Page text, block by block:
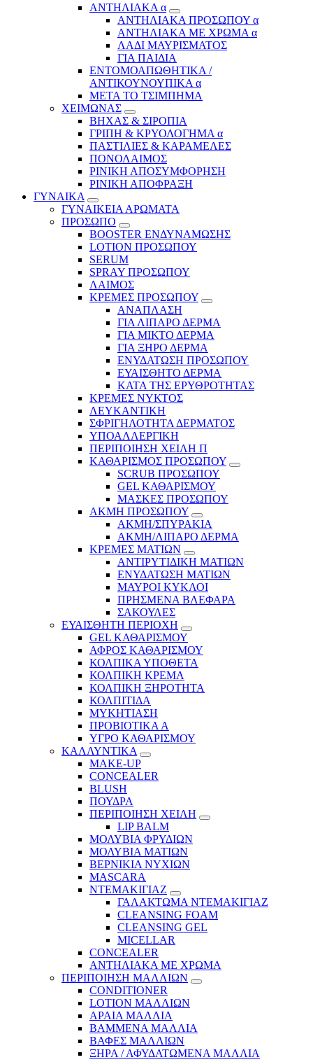
ΑΝΤΗΛΙΑΚΑ α
ΑΝΤΗΛΙΑΚΑ ΠΡΟΣΩΠΟΥ α
ΑΝΤΗΛΙΑΚΑ ΜΕ ΧΡΩΜΑ α
ΛΑΔΙ ΜΑΥΡΙΣΜΑΤΟΣ
ΓΙΑ ΠΑΙΔΙΑ
ΕΝΤΟΜΟΑΠΩΘΗΤΙΚΑ /
ΑΝΤΙΚΟΥΝΟΥΠΙΚΑ α
ΜΕΤΑ ΤΟ ΤΣΙΜΠΗΜΑ
ΧΕΙΜΩΝΑΣ
ΒΗΧΑΣ & ΣΙΡΟΠΙΑ
ΓΡΙΠΗ & ΚΡΥΟΛΟΓΗΜΑ α
ΠΑΣΤΙΛΙΕΣ & ΚΑΡΑΜΕΛΕΣ
ΠΟΝΟΛΑΙΜΟΣ
ΡΙΝΙΚΗ ΑΠΟΣΥΜΦΟΡΗΣΗ
ΡΙΝΙΚΗ ΑΠΟΦΡΑΞΗ
ΓΥΝΑΙΚΑ
ΓΥΝΑΙΚΕΙΑ ΑΡΩΜΑΤΑ
ΠΡΟΣΩΠΟ
BOOSTER ΕΝΔΥΝΑΜΩΣΗΣ
LOTION ΠΡΟΣΩΠΟΥ
SERUM
SPRAY ΠΡΟΣΩΠΟΥ
ΛΑΙΜΟΣ
ΚΡΕΜΕΣ ΠΡΟΣΩΠΟΥ
ΑΝΑΠΛΑΣΗ
ΓΙΑ ΛΙΠΑΡΟ ΔΕΡΜΑ
ΓΙΑ ΜΙΚΤΟ ΔΕΡΜΑ
ΓΙΑ ΞΗΡΟ ΔΕΡΜΑ
ΕΝΥΔΑΤΩΣΗ ΠΡΟΣΩΠΟΥ
ΕΥΑΙΣΘΗΤΟ ΔΕΡΜΑ
ΚΑΤΑ ΤΗΣ ΕΡΥΘΡΟΤΗΤΑΣ
ΚΡΕΜΕΣ ΝΥΚΤΟΣ
ΛΕΥΚΑΝΤΙΚΗ
ΣΦΡΙΓΗΛΟΤΗΤΑ ΔΕΡΜΑΤΟΣ
ΥΠΟΑΛΛΕΡΓΙΚΗ
ΠΕΡΙΠΟΙΗΣΗ ΧΕΙΛΗ Π
ΚΑΘΑΡΙΣΜΟΣ ΠΡΟΣΩΠΟΥ
SCRUB ΠΡΟΣΩΠΟΥ
GEL ΚΑΘΑΡΙΣΜΟΥ
ΜΑΣΚΕΣ ΠΡΟΣΩΠΟΥ
ΑΚΜΗ ΠΡΟΣΩΠΟΥ
ΑΚΜΗ/ΣΠΥΡΑΚΙΑ
ΑΚΜΗ/ΛΙΠΑΡΟ ΔΕΡΜΑ
ΚΡΕΜΕΣ ΜΑΤΙΩΝ
ΑΝΤΙΡΥΤΙΔΙΚΗ ΜΑΤΙΩΝ
ΕΝΥΔΑΤΩΣΗ ΜΑΤΙΩΝ
ΜΑΥΡΟΙ ΚΥΚΛΟΙ
ΠΡΗΣΜΕΝΑ ΒΛΕΦΑΡΑ
ΣΑΚΟΥΛΕΣ
ΕΥΑΙΣΘΗΤΗ ΠΕΡΙΟΧΗ
GEL ΚΑΘΑΡΙΣΜΟΥ
ΑΦΡΟΣ ΚΑΘΑΡΙΣΜΟΥ
ΚΟΛΠΙΚΑ ΥΠΟΘΕΤΑ
ΚΟΛΠΙΚΗ ΚΡΕΜΑ
ΚΟΛΠΙΚΗ ΞΗΡΟΤΗΤΑ
ΚΟΛΠΙΤΙΔΑ
ΜΥΚΗΤΙΑΣΗ
ΠΡΟΒΙΟΤΙΚΑ Α
ΥΓΡΟ ΚΑΘΑΡΙΣΜΟΥ
ΚΑΛΛΥΝΤΙΚΑ
MAKE-UP
CONCEALER
BLUSH
ΠΟΥΔΡΑ
ΠΕΡΙΠΟΙΗΣΗ ΧΕΙΛΗ
LIP BALM
ΜΟΛΥΒΙΑ ΦΡΥΔΙΩΝ
ΜΟΛΥΒΙΑ ΜΑΤΙΩΝ
ΒΕΡΝΙΚΙΑ ΝΥΧΙΩΝ
MASCARA
ΝΤΕΜΑΚΙΓΙΑΖ
ΓΑΛΑΚΤΩΜΑ ΝΤΕΜΑΚΙΓΙΑΖ
CLEANSING FOAM
CLEANSING GEL
MICELLAR
CONCEALER
ΑΝΤΗΛΙΑΚΑ ΜΕ ΧΡΩΜΑ
ΠΕΡΙΠΟΙΗΣΗ ΜΑΛΛΙΩΝ
CONDITIONER
LOTION ΜΑΛΛΙΩΝ
ΑΡΑΙΑ ΜΑΛΛΙΑ
ΒΑΜΜΕΝΑ ΜΑΛΛΙΑ
ΒΑΦΕΣ ΜΑΛΛΙΩΝ
ΞΗΡΑ / ΑΦΥΔΑΤΩΜΕΝΑ ΜΑΛΛΙΑ